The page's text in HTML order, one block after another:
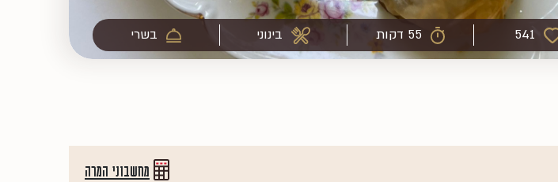
541 55 דקות בינוני בשרי
מחשבוני המרה